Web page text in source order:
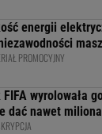
energii
PROMOCYJNY
FIFA wyrolowała
dać nawet miliona